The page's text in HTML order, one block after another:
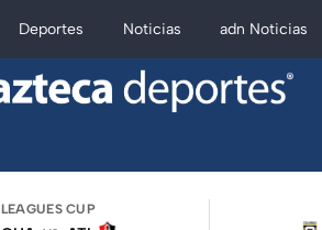
Deportes Noticias adn Noticias
LEAGUES CUP